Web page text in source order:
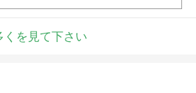
くを見て下さい